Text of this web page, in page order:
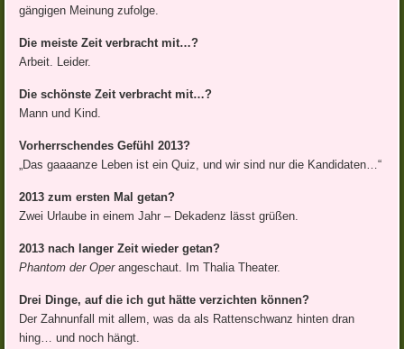
gängigen Meinung zufolge.
Die meiste Zeit verbracht mit…?
Arbeit. Leider.
Die schönste Zeit verbracht mit…?
Mann und Kind.
Vorherrschendes Gefühl 2013?
„Das gaaaanze Leben ist ein Quiz, und wir sind nur die Kandidaten…“
2013 zum ersten Mal getan?
Zwei Urlaube in einem Jahr – Dekadenz lässt grüßen.
2013 nach langer Zeit wieder getan?
Phantom der Operangeschaut. Im Thalia Theater.
Drei Dinge, auf die ich gut hätte verzichten können?
Der Zahnunfall mit allem, was da als Rattenschwanz hinten dran
hing… und noch hängt.